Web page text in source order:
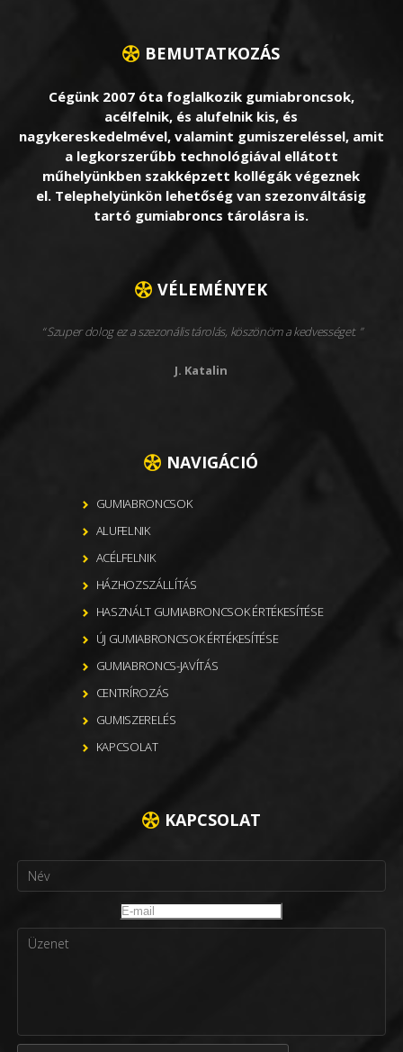
BEMUTATKOZÁS
Cégünk 2007 óta foglalkozik gumiabroncsok,
acélfelnik, és alufelnik kis, és
nagykereskedelmével, valamint gumiszereléssel, amit
a legkorszerűbb technológiával ellátott
műhelyünkben szakképzett kollégák végeznek
el. Telephelyünkön lehetőség van szezonváltásig
tartó gumiabroncs tárolásra is.
VÉLEMÉNYEK
Szuper dolog ez a szezonális tárolás, köszönöm a kedvességet.
J. Katalin
NAVIGÁCIÓ
GUMIABRONCSOK
ALUFELNIK
ACÉLFELNIK
HÁZHOZSZÁLLÍTÁS
HASZNÁLT GUMIABRONCSOK ÉRTÉKESÍTÉSE
ÚJ GUMIABRONCSOK ÉRTÉKESÍTÉSE
GUMIABRONCS-JAVÍTÁS
CENTRÍROZÁS
GUMISZERELÉS
KAPCSOLAT
KAPCSOLAT